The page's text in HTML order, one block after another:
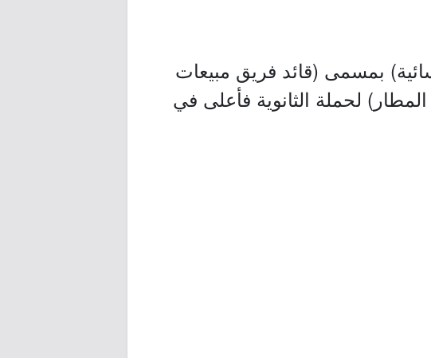
بمسمى (قائد فريق مبيعات
لحملة الثانوية فأعلى في